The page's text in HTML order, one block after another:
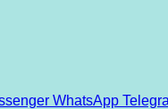
WhatsApp